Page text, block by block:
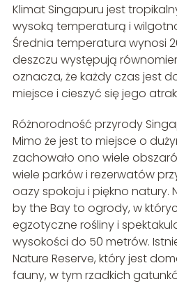
Klimat Singapuru jest
wysoką temperaturą i
Średnia temperatura wynosi
deszczu występują
oznacza, że każdy czas jest
miejsce i cieszyć się jego
Różnorodność przyrody
Mimo że jest to miejsce o
zachowało ono wiele
wiele parków i rezerwatów
oazy spokoju i piękno natury.
by the Bay to ogrody, w
egzotyczne rośliny i
wysokości do 50 metrów.
Nature Reserve, który jest
fauny, w tym rzadkich